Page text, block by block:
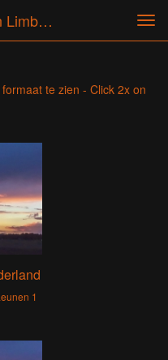
Jeanny Jenniskens - Leunen Limburg
te zien - Click 2x on
1